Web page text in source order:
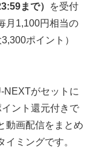
まで）
を受付
月1,100円相当の
ポイント）
NEXTがセットに
ント還元付きで
動画配信をまとめ
ミングです。